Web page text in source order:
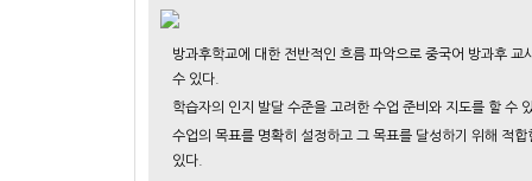
방과후학교에 대한 전반적인 흐름 파악으로 중국어 방과후 교
수 있다.
학습자의 인지 발달 수준을 고려한 수업 준비와 지도를 할 수
수업의 목표를 명확히 설정하고 그 목표를 달성하기 위해 적
있다.